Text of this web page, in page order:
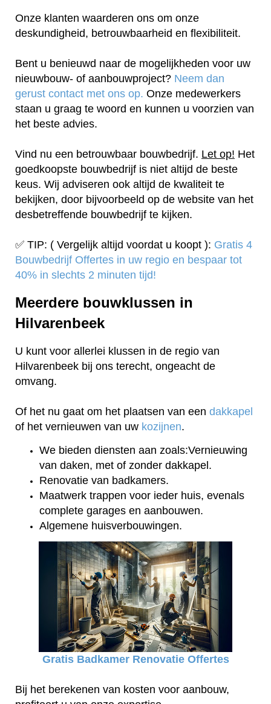
Onze klanten waarderen ons om onze
deskundigheid, betrouwbaarheid en flexibiliteit.
Bent u benieuwd naar de mogelijkheden voor uw
nieuwbouw- of aanbouwproject? Neem dan
gerust contact met ons op. Onze medewerkers
staan u graag te woord en kunnen u voorzien van
het beste advies.
Vind nu een betrouwbaar bouwbedrijf. Let op! Het
goedkoopste bouwbedrijf is niet altijd de beste
keus. Wij adviseren ook altijd de kwaliteit te
bekijken, door bijvoorbeeld op de website van het
desbetreffende bouwbedrijf te kijken.
✅ TIP: ( Vergelijk altijd voordat u koopt ): Gratis 4
Bouwbedrijf Offertes in uw regio en bespaar tot
40% in slechts 2 minuten tijd!
Meerdere bouwklussen in
Hilvarenbeek
U kunt voor allerlei klussen in de regio van
Hilvarenbeek bij ons terecht, ongeacht de
omvang.
Of het nu gaat om het plaatsen van een dakkapel
of het vernieuwen van uw kozijnen.
We bieden diensten aan zoals:Vernieuwing
van daken, met of zonder dakkapel.
Renovatie van badkamers.
Maatwerk trappen voor ieder huis, evenals
complete garages en aanbouwen.
Algemene huisverbouwingen.
Gratis Badkamer Renovatie Offertes
Bij het berekenen van kosten voor aanbouw,